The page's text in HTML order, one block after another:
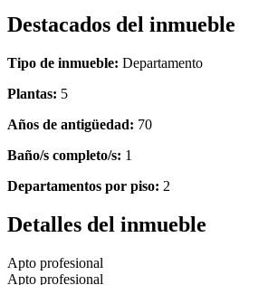
Destacados del inmueble
Tipo de inmueble: Departamento
Plantas: 5
Años de antigüedad: 70
Baño/s completo/s: 1
Departamentos por piso: 2
Detalles del inmueble
Apto profesional
Apto profesional